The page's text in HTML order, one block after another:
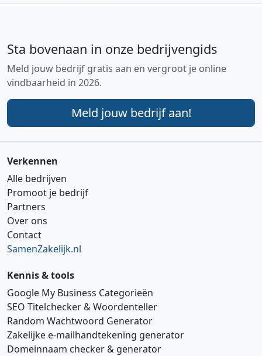
Sta bovenaan in onze bedrijvengids
Meld jouw bedrijf gratis aan en vergroot je online
vindbaarheid in 2026.
Meld jouw bedrijf aan!
Verkennen
Alle bedrijven
Promoot je bedrijf
Partners
Over ons
Contact
SamenZakelijk.nl
Kennis & tools
Google My Business Categorieën
SEO Titelchecker & Woordenteller
Random Wachtwoord Generator
Zakelijke e‑mailhandtekening generator
Domeinnaam checker & generator